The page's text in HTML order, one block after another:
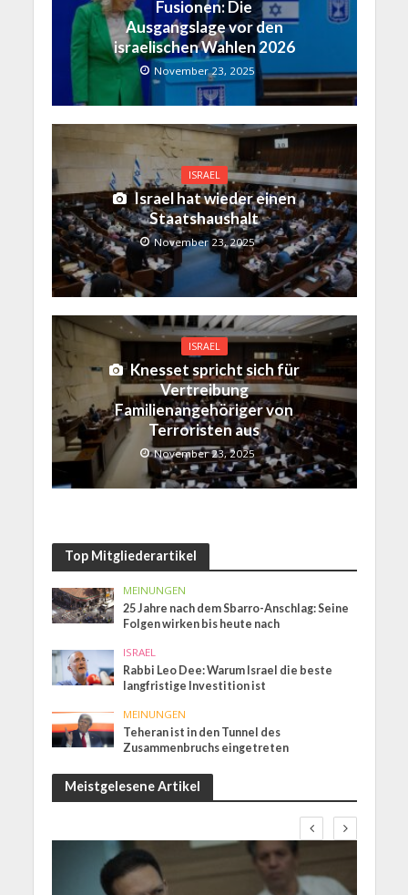
Fusionen: Die
Ausgangslage vor den
israelischen Wahlen 2026
November 23, 2025
ISRAEL
Israel hat wieder einen
Staatshaushalt
November 23, 2025
ISRAEL
Knesset spricht sich für
Vertreibung
Familienangehöriger von
Terroristen aus
November 23, 2025
Top Mitgliederartikel
MEINUNGEN
25 Jahre nach dem Sbarro-Anschlag: Seine
Folgen wirken bis heute nach
ISRAEL
Rabbi Leo Dee: Warum Israel die beste
langfristige Investition ist
MEINUNGEN
Teheran ist in den Tunnel des
Zusammenbruchs eingetreten
Meistgelesene Artikel